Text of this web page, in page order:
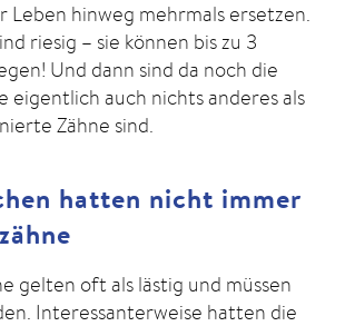
Leben hinweg mehrmals ersetzen.
riesig – sie können bis zu 3
Und dann sind da noch die
eigentlich auch nichts anderes als
Zähne sind.
hatten nicht immer
gelten oft als lästig und müssen
Interessanterweise hatten die